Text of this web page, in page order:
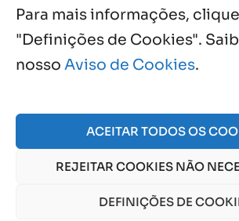
Para mais informações,
"Definições de Cookies".
nosso Aviso de Cookies.
ACEITAR TODOS OS
REJEITAR COOKIES NÃO
DEFINIÇÕES DE
Agosto, 2026
da Esperança. CNPJ: 48555775000150 |
eAviso de Privacidade